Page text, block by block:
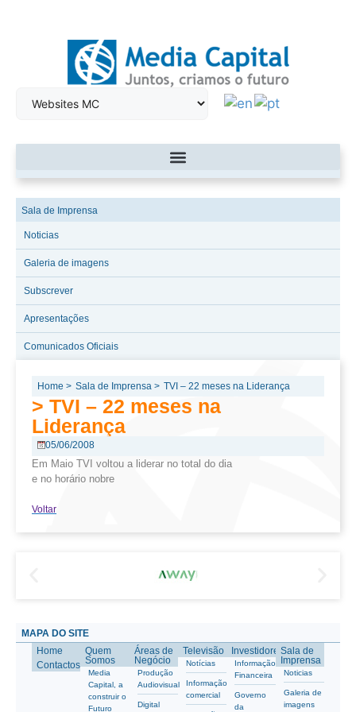
Sala de Imprensa
Noticias
Galeria de imagens
Subscrever
Apresentações
Comunicados Oficiais
Home > Sala de Imprensa > TVI – 22 meses na Liderança
> TVI – 22 meses na
Liderança
05/06/2008
Em Maio TVI voltou a liderar no total do dia
e no horário nobre
Voltar
MAPA DO SITE
Home
Contactos
Quem
Somos
Media
Capital, a
construir o
Futuro
Áreas de
Negócio
Produção
Audiovisual
Digital
Televisão
Notícias
Informação
comercial
Investidores
Informação
Financeira
Governo
da
Sala de
Imprensa
Noticias
Galeria de
imagens